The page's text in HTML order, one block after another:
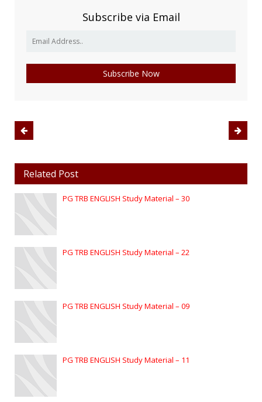
Subscribe via Email
Related Post
PG TRB ENGLISH Study Material – 30
PG TRB ENGLISH Study Material – 22
PG TRB ENGLISH Study Material – 09
PG TRB ENGLISH Study Material – 11